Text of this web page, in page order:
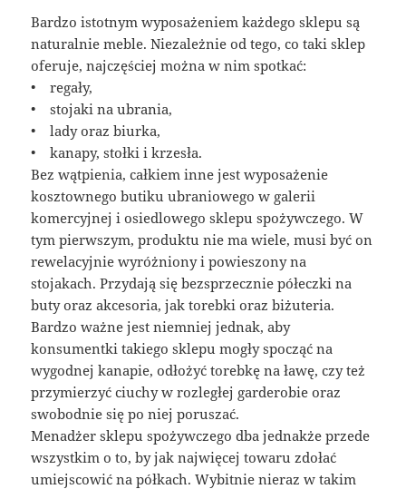
Bardzo istotnym wyposażeniem każdego sklepu są
naturalnie meble. Niezależnie od tego, co taki sklep
oferuje, najczęściej można w nim spotkać:
• regały,
• stojaki na ubrania,
• lady oraz biurka,
• kanapy, stołki i krzesła.
Bez wątpienia, całkiem inne jest wyposażenie
kosztownego butiku ubraniowego w galerii
komercyjnej i osiedlowego sklepu spożywczego. W
tym pierwszym, produktu nie ma wiele, musi być on
rewelacyjnie wyróżniony i powieszony na
stojakach. Przydają się bezsprzecznie półeczki na
buty oraz akcesoria, jak torebki oraz biżuteria.
Bardzo ważne jest niemniej jednak, aby
konsumentki takiego sklepu mogły spocząć na
wygodnej kanapie, odłożyć torebkę na ławę, czy też
przymierzyć ciuchy w rozległej garderobie oraz
swobodnie się po niej poruszać.
Menadżer sklepu spożywczego dba jednakże przede
wszystkim o to, by jak najwięcej towaru zdołać
umiejscowić na półkach. Wybitnie nieraz w takim